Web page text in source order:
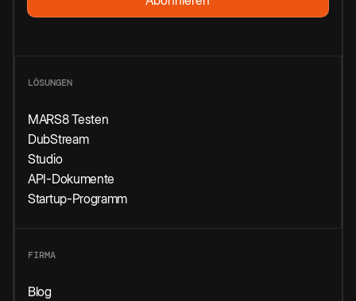
LÖSUNGEN
MARS8 Testen
DubStream
Studio
API-Dokumente
Startup-Programm
FIRMA
Blog